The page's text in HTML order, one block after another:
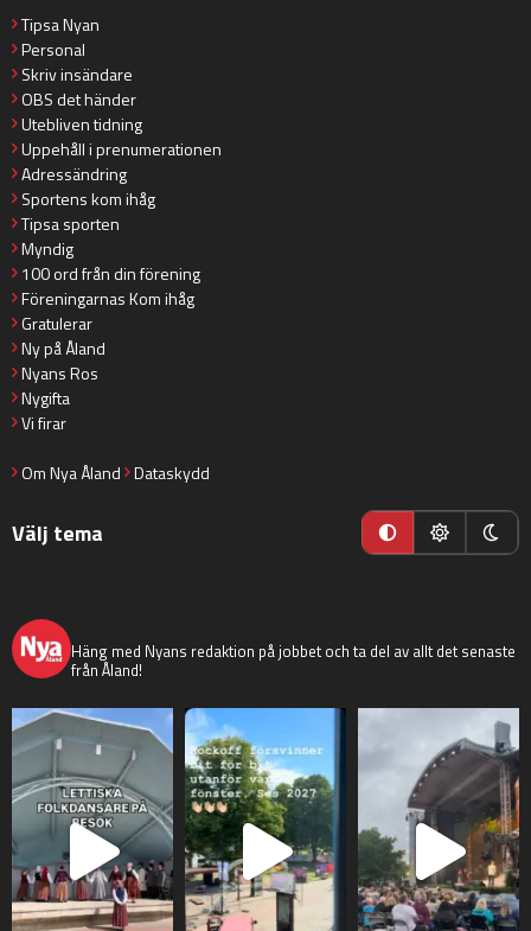
Tipsa Nyan
Personal
Skriv insändare
OBS det händer
Utebliven tidning
Uppehåll i prenumerationen
Adressändring
Sportens kom ihåg
Tipsa sporten
Myndig
100 ord från din förening
Föreningarnas Kom ihåg
Gratulerar
Ny på Åland
Nyans Ros
Nygifta
Vi firar
Om Nya Åland Dataskydd
Välj tema
Häng med Nyans redaktion på jobbet och ta del av allt det senaste
från Åland!